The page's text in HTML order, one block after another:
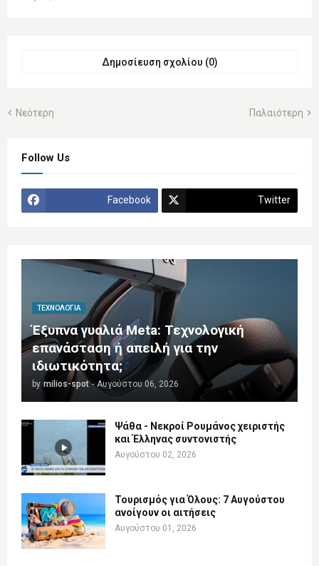
Δημοσίευση σχολίου (0)
Νεότερη Παλαιότερη
Follow Us
Facebook Twitter
ΤΕΧΝΟΛΟΓΊΑ
Έξυπνα γυαλιά Meta: Τεχνολογική
επανάσταση ή απειλή για την
ιδιωτικότητα;
by milios-spot - Αυγούστου 06, 2026
Ψάθα - Νεκροί Ρουμάνος χειριστής
και Έλληνας συντονιστής
Αυγούστου 02, 2026
Τουρισμός για Όλους: 7 Αυγούστου
ανοίγουν οι αιτήσεις
Αυγούστου 01, 2026